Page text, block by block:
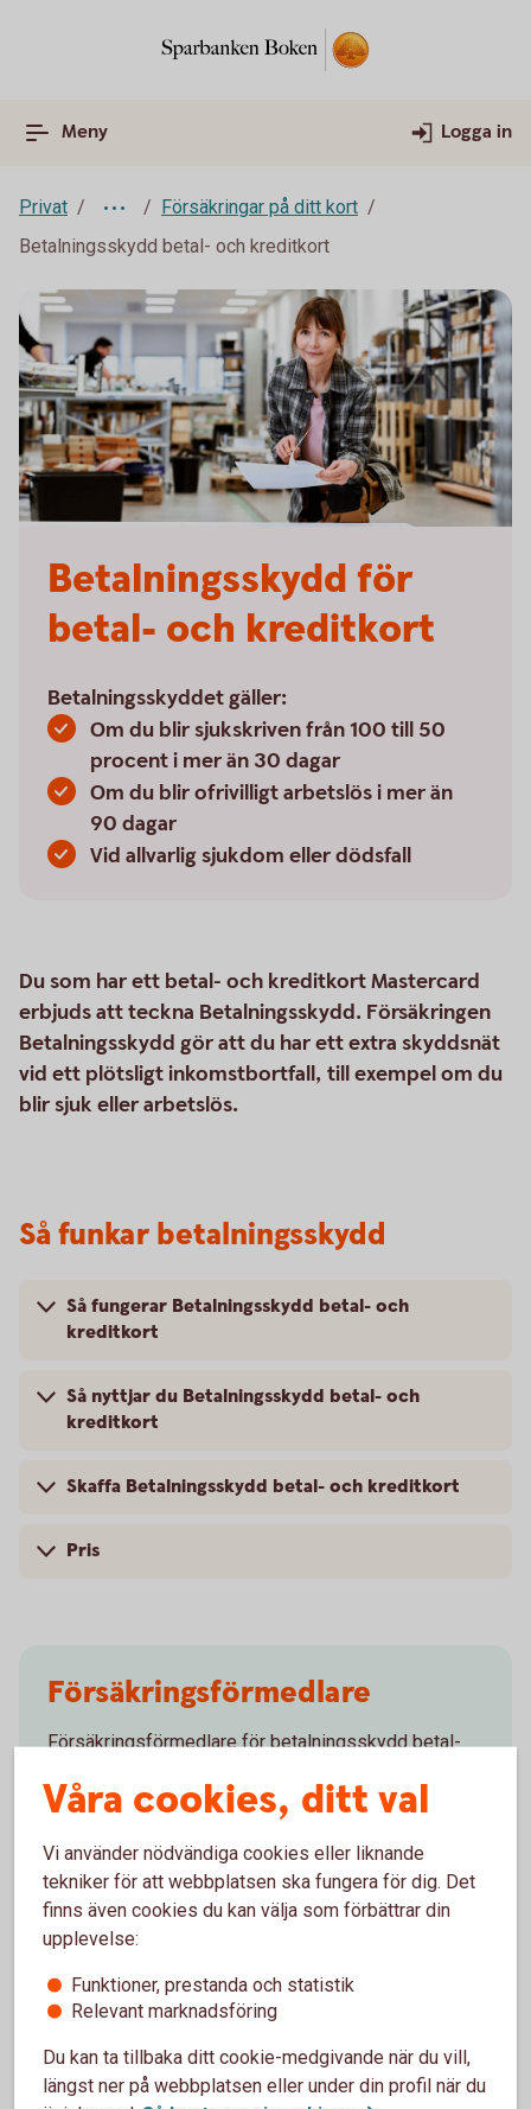
Meny Logga in
Privat
Försäkringar på ditt kort
Betalningsskydd betal- och kreditkort
Betalningsskydd för
betal- och kreditkort
Betalningsskyddet gäller:
Om du blir sjukskriven från 100 till 50
procent i mer än 30 dagar
Om du blir ofrivilligt arbetslös i mer än
90 dagar
Vid allvarlig sjukdom eller dödsfall
Du som har ett betal- och kreditkort Mastercard
erbjuds att teckna Betalningsskydd. Försäkringen
Betalningsskydd gör att du har ett extra skyddsnät
vid ett plötsligt inkomstbortfall, till exempel om du
blir sjuk eller arbetslös.
Så funkar betalningsskydd
Så fungerar Betalningsskydd betal- och
kreditkort
Så nyttjar du Betalningsskydd betal- och
kreditkort
Skaffa Betalningsskydd betal- och kreditkort
Pris
Försäkringsförmedlare
Försäkringsförmedlare för betalningsskydd betal-
(wtwco.com)
Försäkringar på ditt kort
Jämför kortförsäkringar
Våra cookies, ditt val
Vi använder nödvändiga cookies eller liknande
tekniker för att webbplatsen ska fungera för dig. Det
finns även cookies du kan välja som förbättrar din
upplevelse:
Funktioner, prestanda och statistik
Relevant marknadsföring
Du kan ta tillbaka ditt cookie-medgivande när du vill,
längst ner på webbplatsen eller under din profil när du